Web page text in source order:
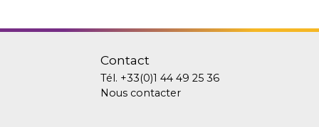
Contact
Tél. +33(0)1 44 49 25 36
Nous contacter